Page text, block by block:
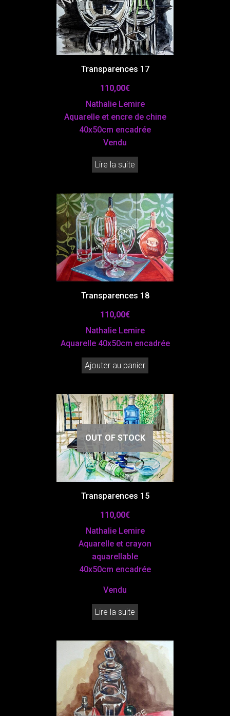
Transparences 17
110,00€
Nathalie Lemire
Aquarelle et encre de chine
40x50cm encadrée
Vendu
Lire la suite
Transparences 18
110,00€
Nathalie Lemire
Aquarelle 40x50cm encadrée
Ajouter au panier
OUT OF STOCK
Transparences 15
110,00€
Nathalie Lemire
Aquarelle et crayon
aquarellable
40x50cm encadrée
Vendu
Lire la suite